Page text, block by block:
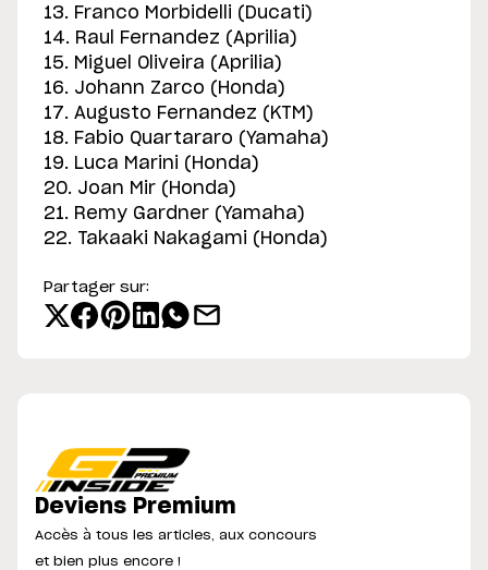
13. Franco Morbidelli (Ducati)
14. Raul Fernandez (Aprilia)
15. Miguel Oliveira (Aprilia)
16. Johann Zarco (Honda)
17. Augusto Fernandez (KTM)
18. Fabio Quartararo (Yamaha)
19. Luca Marini (Honda)
20. Joan Mir (Honda)
21. Remy Gardner (Yamaha)
22. Takaaki Nakagami (Honda)
Partager sur:
Deviens Premium
Accès à tous les articles, aux concours
et bien plus encore !